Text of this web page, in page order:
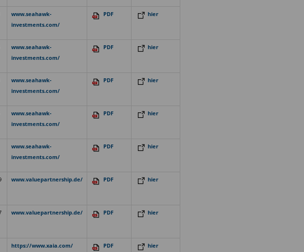
www.seahawk-
investments.com/
PDF hier
www.seahawk-
investments.com/
PDF hier
www.seahawk-
investments.com/
PDF hier
www.seahawk-
investments.com/
PDF hier
www.seahawk-
investments.com/
PDF hier
www.valuepartnership.de/ PDF hier
www.valuepartnership.de/ PDF hier
https://www.xaia.com/ PDF hier